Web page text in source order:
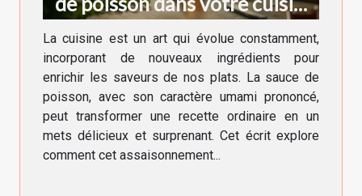
quotidienne
La cuisine est un art qui évolue constamment,
incorporant de nouveaux ingrédients pour
enrichir les saveurs de nos plats. La sauce de
poisson, avec son caractère umami prononcé,
peut transformer une recette ordinaire en un
mets délicieux et surprenant. Cet écrit explore
comment cet assaisonnement...